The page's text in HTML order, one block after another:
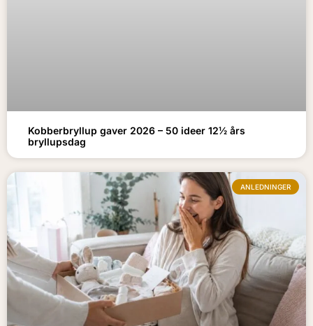
Kobberbryllup gaver 2026 – 50 ideer 12½ års
bryllupsdag
ANLEDNINGER